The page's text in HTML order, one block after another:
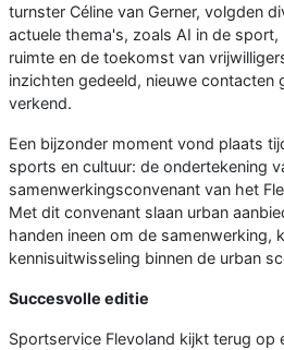
turnster Céline van Gerner, volgden
actuele thema's, zoals AI in de sport,
ruimte en de toekomst van
inzichten gedeeld, nieuwe contacten
verkend.
Een bijzonder moment vond plaats
sports en cultuur: de ondertekening
samenwerkingsconvenant van het
Met dit convenant slaan urban
handen ineen om de samenwerking,
kennisuitwisseling binnen de urban
Succesvolle editie
Sportservice Flevoland kijkt terug op